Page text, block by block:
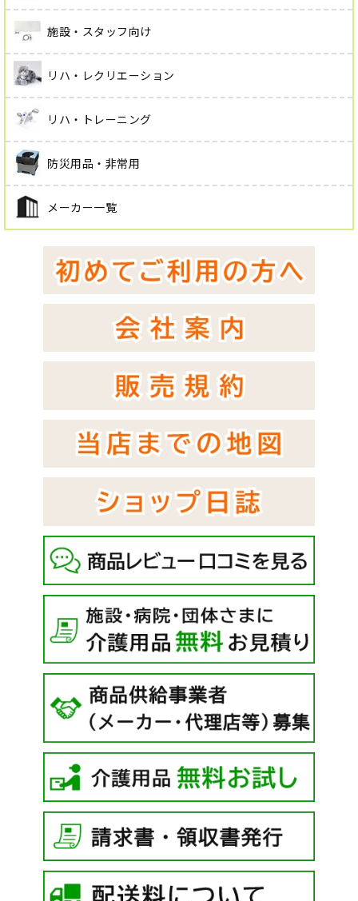
施設・スタッフ向け
リハ・レクリエーション
リハ・トレーニング
防災用品・非常用
メーカー一覧